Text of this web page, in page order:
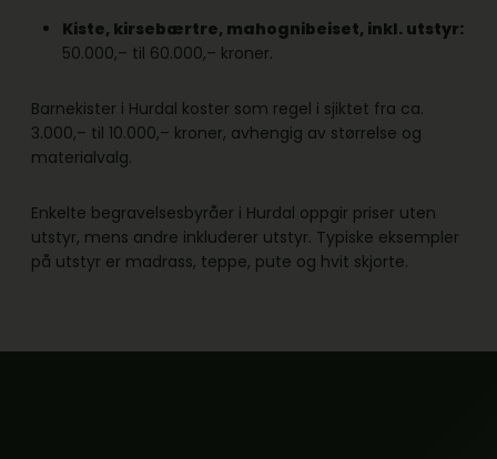
Kiste, kirsebærtre, mahognibeiset, inkl. utstyr:
50.000,– til 60.000,– kroner.
Barnekister i Hurdal koster som regel i sjiktet fra ca.
3.000,– til 10.000,– kroner, avhengig av størrelse og
materialvalg.
Enkelte begravelsesbyråer i Hurdal oppgir priser uten
utstyr, mens andre inkluderer utstyr. Typiske eksempler
på utstyr er madrass, teppe, pute og hvit skjorte.